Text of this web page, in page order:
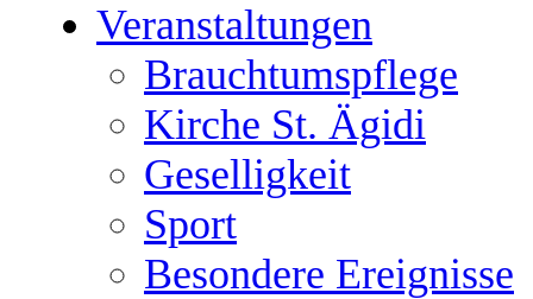
Veranstaltungen
Brauchtumspflege
Kirche St. Ägidi
Geselligkeit
Sport
Besondere Ereignisse